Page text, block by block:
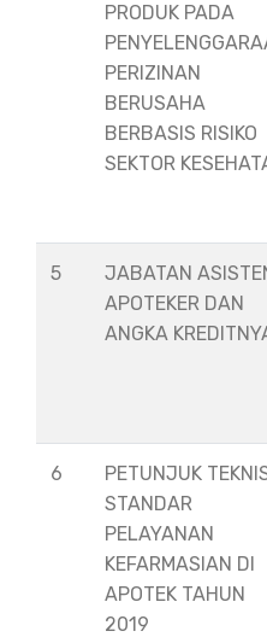
PRODUK PADA
PERIZINAN
BERUSAHA
BERBASIS RISIKO
SEKTOR
5
JABATAN
APOTEKER DAN
ANGKA
6
PETUNJUK
STANDAR
PELAYANAN
KEFARMASIAN DI
APOTEK TAHUN
2019